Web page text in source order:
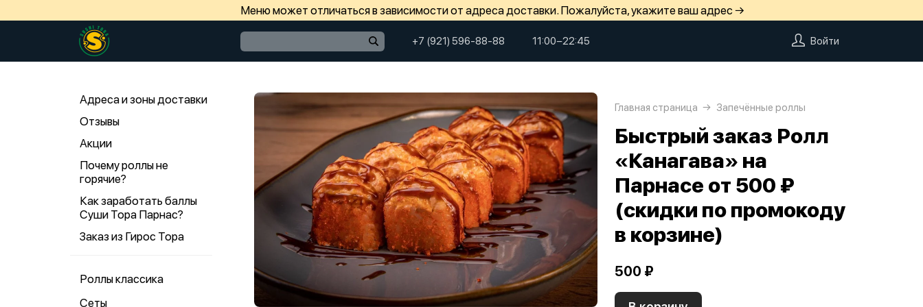
Меню может отличаться в зависимости от адреса доставки. Пожалуйста, укажите ваш адрес →
+7 (921) 596-88-88 11:00−22:45 Войти
Адреса и зоны доставки
Отзывы
Акции
Почему роллы не
горячие?
Как заработать баллы
Суши Тора Парнас?
Заказ из Гирос Тора
Роллы классика
Сеты
Главная страница Запечённые роллы
Быстрый заказ Ролл
«Канагава» на
Парнасе от 500 ₽
(скидки по промокоду
в корзине)
500 ₽